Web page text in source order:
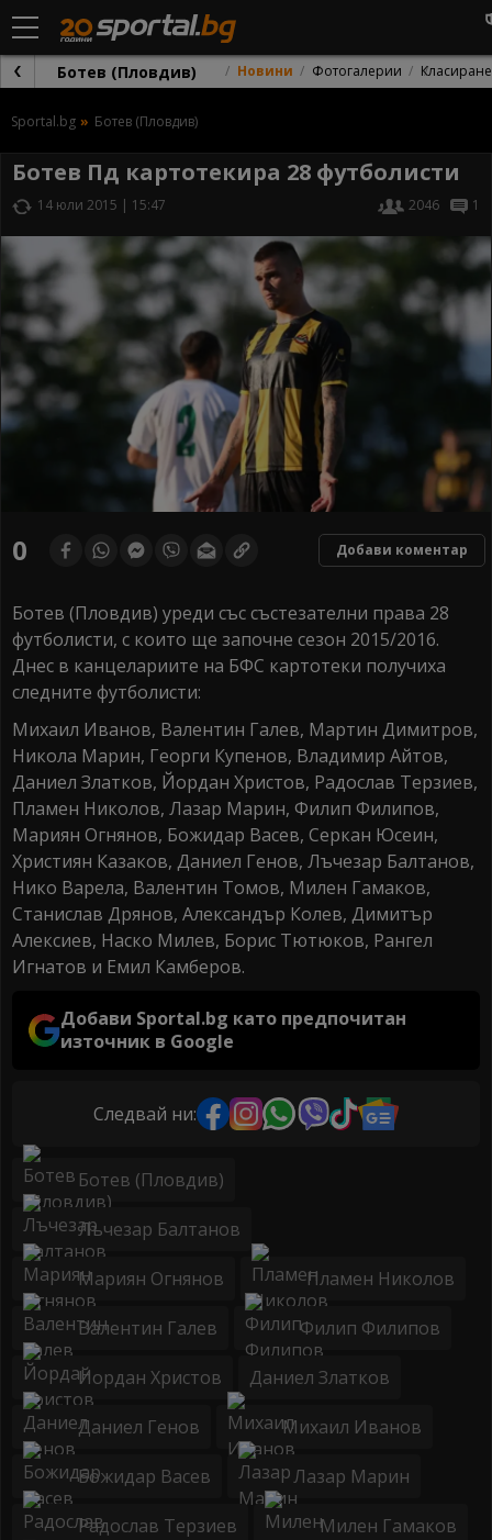
Ботев (Пловдив) Новини Фотогалерии Класиране
Sportal.bg Ботев (Пловдив)
Ботев Пд картотекира 28 футболисти
14 юли 2015 | 15:47 2046 1
0 Добави коментар
Ботев (Пловдив) уреди със състезателни права 28
футболисти, с които ще започне сезон 2015/2016.
Днес в канцелариите на БФС картотеки получиха
следните футболисти:
Михаил Иванов, Валентин Галев, Мартин Димитров,
Никола Марин, Георги Купенов, Владимир Айтов,
Даниел Златков, Йордан Христов, Радослав Терзиев,
Пламен Николов, Лазар Марин, Филип Филипов,
Мариян Огнянов, Божидар Васев, Серкан Юсеин,
Християн Казаков, Даниел Генов, Лъчезар Балтанов,
Нико Варела, Валентин Томов, Милен Гамаков,
Станислав Дрянов, Александър Колев, Димитър
Алексиев, Наско Милев, Борис Тютюков, Рангел
Игнатов и Емил Камберов.
Добави Sportal.bg като предпочитан
източник в Google
Следвай ни:
Ботев (Пловдив)
Лъчезар Балтанов
Мариян Огнянов Пламен Николов
Валентин Галев Филип Филипов
Йордан Христов Даниел Златков
Даниел Генов Михаил Иванов
Божидар Васев Лазар Марин
Радослав Терзиев Милен Гамаков